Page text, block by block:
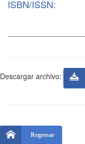
ISBN/ISSN:
Descargar archivo:
Regresar